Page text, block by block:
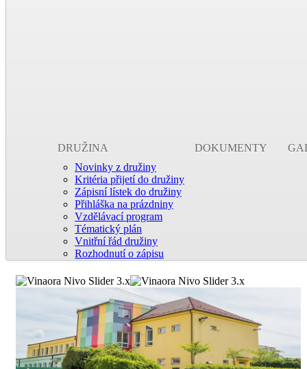
DRUŽINA
Novinky z družiny
Kritéria přijetí do družiny
Zápisní lístek do družiny
Přihláška na prázdniny
Vzdělávací program
Tématický plán
Vnitřní řád družiny
Rozhodnutí o zápisu
DOKUMENTY